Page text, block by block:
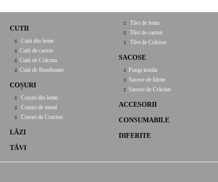
CUTII
Cutii din lemn
Cutii de carton
Cutii de Crăciun
Cutii de Bomboane
COȘURI
Coșuri din lemn
Coșuri de metal
Cosuri de Craciun
LĂZI
TĂVI
Tăvi de lemn
Tăvi de carton
Tăvi de Crăciun
SACOSE
Pungi textila
Sacose de hârtie
Sacose de Crăciun
ACCESORII
CONSUMABILE
DIFERITE